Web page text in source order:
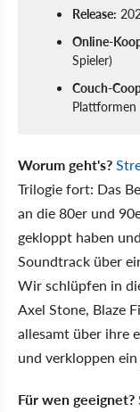
Release:
Online-
Spieler)
Couch-
Plattformen
Worum geht's?
Trilogie fort: Das
an die 80er und
gekloppt haben
Soundtrack über
Wir schlüpfen in
Axel Stone, Blaze
allesamt über ihre
und verkloppen
Für wen geeignet?